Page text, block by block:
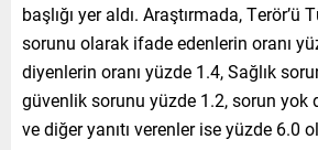
başlığı yer aldı. Araştırmada, Terör’ü
sorunu olarak ifade edenlerin oranı
diyenlerin oranı yüzde 1.4, Sağlık
güvenlik sorunu yüzde 1.2, sorun yok
ve diğer yanıtı verenler ise yüzde 6.0